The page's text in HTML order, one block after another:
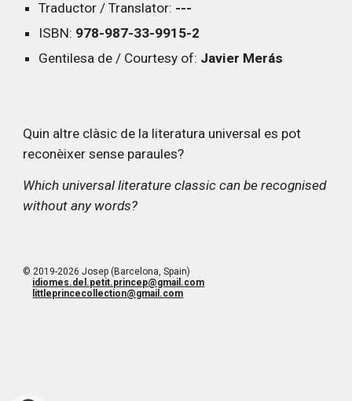
Traductor / Translator: ---
ISBN: 978-987-33-9915-2
Gentilesa de / Courtesy of: Javier Merás
Quin altre clàsic de la literatura universal es pot
reconèixer sense paraules?
Which universal literature classic can be recognised
without any words?
© 2019-2026 Josep (Barcelona, Spain)
idiomes.del.petit.princep@gmail.com
littleprincecollection@gmail.com